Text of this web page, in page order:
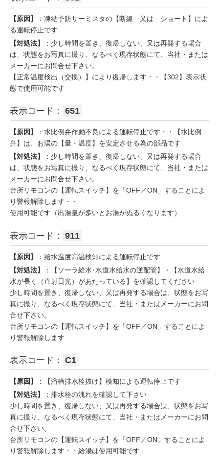
【原因】
：凍結予防サーミスタの【断線 又は ショート】によ
る運転停止です
【対処法】
：少し時間を置き、復帰しない、又は再発する場合
は、状態をお写真に撮り、なるべく現存状態にて、当社・または
メーカーにお問合せ下さい。
【正常温度検出（交換）】により復帰します・・【302】表示状
態で使用可能です
表示コード： 651
【原因】
：水比例弁作動不良による運転停止です・・【水比例
弁】は、お湯の【量・温度】を安定させる為の部品です
【対処法】
：少し時間を置き、復帰しない、又は再発する場合
は、状態をお写真に撮り、なるべく現存状態にて、当社・または
メーカーにお問合せ下さい。
台所リモコンの【運転スイッチ】を「OFF／ON」することによ
り警報解除します・・
使用可能です（出湯量が多いとお湯がぬるくなります）
表示コード： 911
【原因】
：給水温度高温検知による運転停止です
【対処法】
：【ソーラ給水･水道水給水の逆配管】・【水道水給
水が長く（直射日光）があたっている】を確認してください
少し時間を置き、復帰しない、又は再発する場合は、状態をお写
真に撮り、なるべく現存状態にて、当社・またはメーカーにお問
合せ下さい。
台所リモコンの【運転スイッチ】を「OFF／ON」することによ
り警報解除します
表示コード： C1
【原因】
：【浴槽排水栓抜け】検知による運転停止です
【対処法】
：排水栓の洩れを確認して下さい
少し時間を置き、復帰しない、又は再発する場合は、状態をお写
真に撮り、なるべく現存状態にて、当社・またはメーカーにお問
合せ下さい。
台所リモコンの【運転スイッチ】を「OFF／ON」することによ
り警報解除します・・給湯は使用可能です